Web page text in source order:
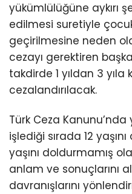
yükümlülüğüne aykırı
edilmesi suretiyle
geçirilmesine neden
cezayı gerektiren
takdirde 1 yıldan 3
cezalandırılacak.
Türk Ceza Kanunu’nda
işlediği sırada 12
yaşını doldurmamış
anlam ve sonuçlarını
davranışlarını